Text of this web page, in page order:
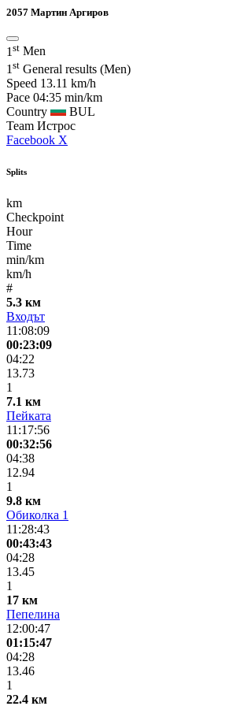
2057 Мартин Аргиров
1 st Men
1 st General results (Men)
Speed 13.11 km/h
Pace 04:35 min/km
Country
BUL
Team Истрос
Facebook X
Splits
km
Checkpoint
Hour
Time
min/km
km/h
#
5.3 км
Входът
11:08:09
00:23:09
04:22
13.73
1
7.1 км
Пейката
11:17:56
00:32:56
04:38
12.94
1
9.8 км
Обиколка 1
11:28:43
00:43:43
04:28
13.45
1
17 км
Пепелина
12:00:47
01:15:47
04:28
13.46
1
22.4 км